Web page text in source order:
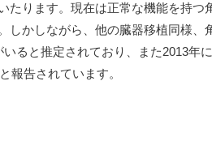
たります。現在は正常な機能を持つ
しかしながら、他の臓器移植同様、
ると推定されており、また2013年
報告されています。